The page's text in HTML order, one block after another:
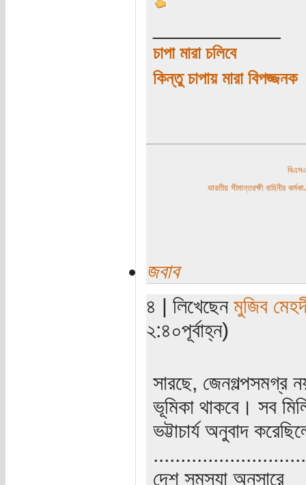
চাপা মারা চলিবে
কিন্তু চাপায় মারা বিপজ্জনক
ভারতীয় সীমান্তরক্ষী বাহিনীর
জবাব
৪ | লিখেছেন মুজিব
২:৪০পূর্বাহ্ন)
সারছে, জেনগল্পসমগ্র
ভূমিকা থাকবে। সব
ভট্টাচার্য অনুবাদ
দেশ সমস্যা অনুসারে